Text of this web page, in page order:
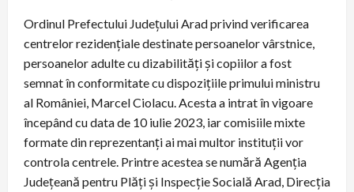
Ordinul Prefectului Județului Arad privind verificarea
centrelor rezidențiale destinate persoanelor vârstnice,
persoanelor adulte cu dizabilități și copiilor a fost
semnat în conformitate cu dispozițiile primului ministru
al României, Marcel Ciolacu. Acesta a intrat în vigoare
începând cu data de 10 iulie 2023, iar comisiile mixte
formate din reprezentanți ai mai multor instituții vor
controla centrele. Printre acestea se numără Agenția
Județeană pentru Plăți și Inspecție Socială Arad, Direcția